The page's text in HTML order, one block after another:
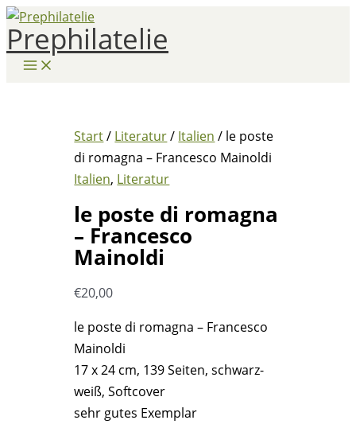
Zum
Inhalt
springen
Prephilatelie
Start/ Literatur/ Italien / le poste
di romagna – Francesco Mainoldi
Italien, Literatur
le poste di romagna
– Francesco
Mainoldi
€20,00
le poste di romagna – Francesco
Mainoldi
17 x 24 cm, 139 Seiten, schwarz-
weiß, Softcover
sehr gutes Exemplar